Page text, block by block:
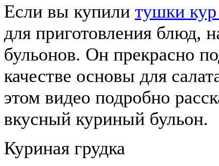
Если вы купили тушки
для приготовления блюд,
бульонов. Он прекрасно
качестве основы для
этом видео подробно
вкусный куриный бульон.
Куриная грудка